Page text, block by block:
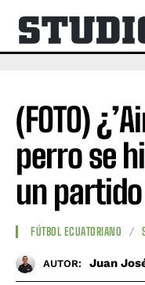
(FOTO)
perro se
un
FÚTBOL ECUATORIANO
AUTOR: Juan